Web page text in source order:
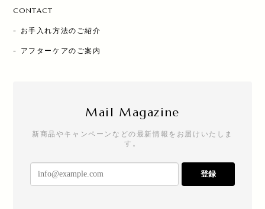
CONTACT
- お手入れ方法のご紹介
- アフターケアのご案内
Mail Magazine
新商品やキャンペーンなどの最新情報をお届けいたしま
す。
登録